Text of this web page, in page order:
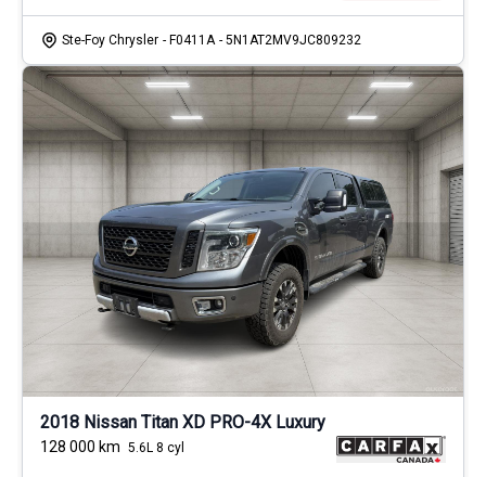
Ste-Foy Chrysler - F0411A - 5N1AT2MV9JC809232
2018 Nissan Titan XD PRO-4X Luxury
128 000 km 5.6L 8 cyl